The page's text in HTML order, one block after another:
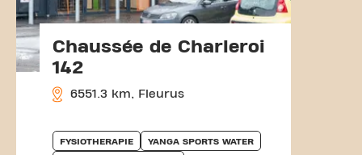
Chaussée de Charleroi
142
6551.3 km, Fleurus
FYSIOTHERAPIE YANGA SPORTS WATER